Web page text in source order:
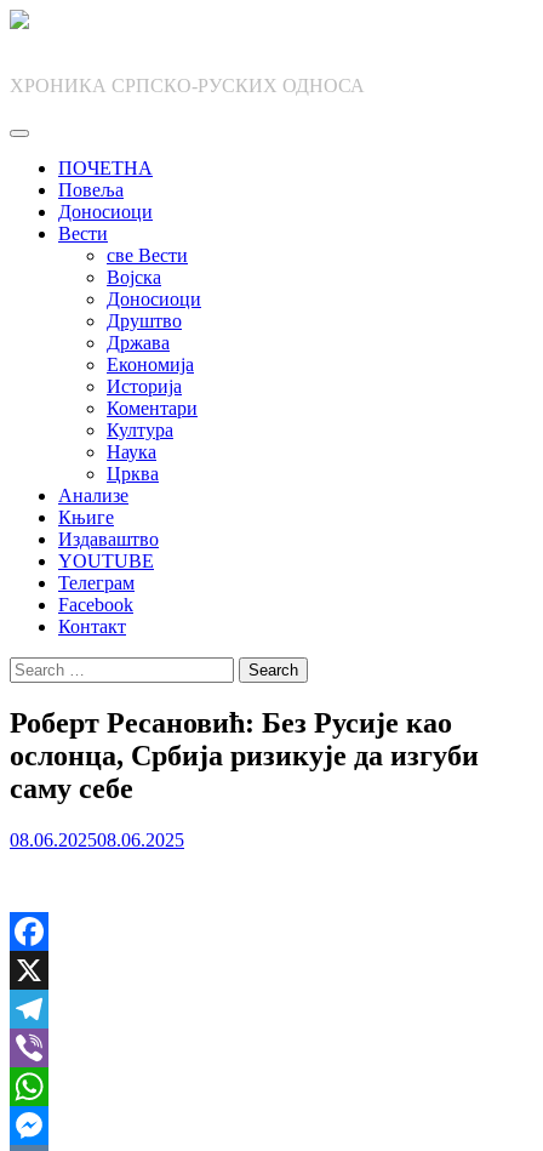
Skip
ХРОНИКА СРПСКО-РУСКИХ ОДНОСА
ПОЧЕТНА
Повеља
Доносиоци
Вести
све Вести
Војска
Доносиоци
Друштво
Држава
Економија
Историја
Коментари
Култура
Наука
Црква
Анализе
Књиге
Издаваштво
YOUTUBE
Телеграм
Facebook
Контакт
Search
for:
Роберт Ресановић: Без Русије као
ослонца, Србија ризикује да изгуби
саму себе
08.06.202508.06.2025
Facebook
X
Telegram
Viber
WhatsApp